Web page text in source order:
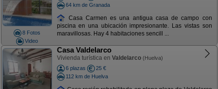
8 Fotos
Video
64 km de Granada
Casa Carmen es una antigua casa de campo con
piscina en una ubicación impresionante. Las vistas son
maravillosas. Hay 4 habitaciones sencill ...
Casa Valdelarco
Vivienda turística en Valdelarco (Huelva)
6 plazas
25 €
112 km de Huelva